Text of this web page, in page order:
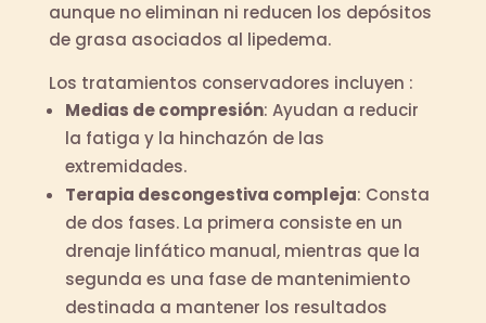
aunque no eliminan ni reducen los depósitos
de grasa asociados al lipedema.
Los tratamientos conservadores incluyen :
Medias de compresión: Ayudan a reducir
la fatiga y la hinchazón de las
extremidades.
Terapia descongestiva compleja: Consta
de dos fases. La primera consiste en un
drenaje linfático manual, mientras que la
segunda es una fase de mantenimiento
destinada a mantener los resultados